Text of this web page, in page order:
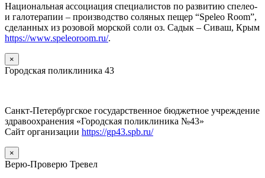
Национальная ассоциация специалистов по развитию спелео-
и галотерапии – производство соляных пещер “Speleo Room”,
сделанных из розовой морской соли оз. Садык – Сиваш, Крым
https://www.speleoroom.ru/.
×
Городская поликлиника 43
Санкт-Петербургское государственное бюджетное учреждение
здравоохранения «Городская поликлиника №43»
Сайт организации https://gp43.spb.ru/
×
Верю-Проверю Тревел